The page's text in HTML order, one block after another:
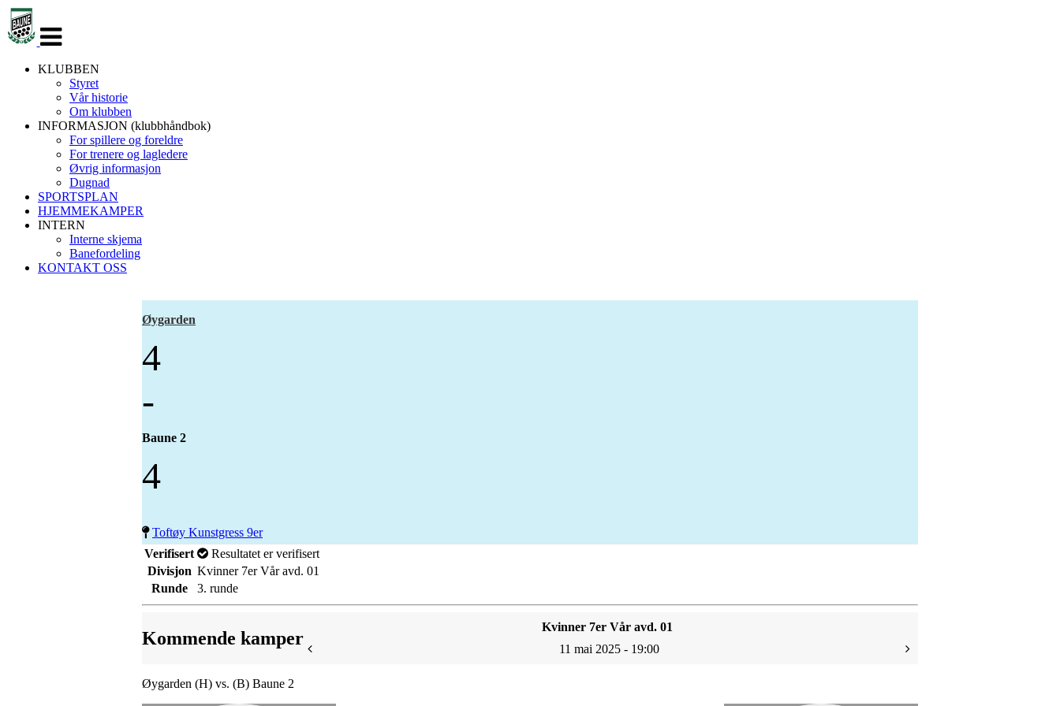
navigasjon
KLUBBEN
Styret
Vår historie
Om klubben
INFORMASJON (klubbhåndbok)
For spillere og foreldre
For trenere og lagledere
Øvrig informasjon
Dugnad
SPORTSPLAN
HJEMMEKAMPER
INTERN
Interne skjema
Banefordeling
KONTAKT OSS
Øygarden
4
-
Baune 2
4
Toftøy Kunstgress 9er
Verifisert
Resultatet er verifisert
Divisjon Kvinner 7er Vår avd. 01
Runde
3. runde
Kommende kamper
Kvinner 7er Vår avd. 01
11 mai 2025 - 19:00
Øygarden (H) vs. (B) Baune 2